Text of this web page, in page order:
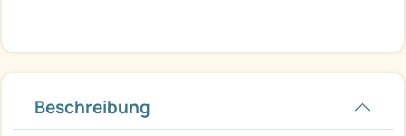
Beschreibung